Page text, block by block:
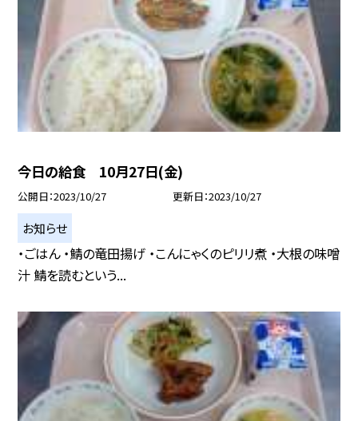
今日の給食 10月27日(金)
公開日 2023/10/27 更新日 2023/10/27
お知らせ
・ごはん ・鯖の竜田揚げ ・こんにゃくのピリリ煮 ・大根の味噌
汁 鯖を読むという...